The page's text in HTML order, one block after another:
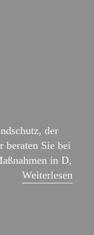
der
beraten Sie bei
in D,
Weiterlesen